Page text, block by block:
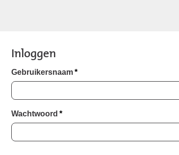
Inloggen
Gebruikersnaam *
Wachtwoord *